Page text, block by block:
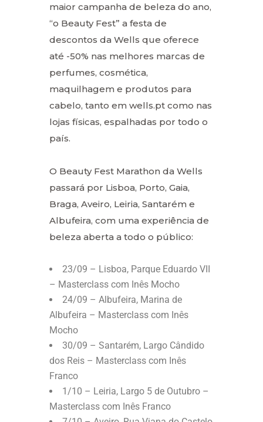
maior campanha de beleza do ano,
“o Beauty Fest” a festa de
descontos da Wells que oferece
até -50% nas melhores marcas de
perfumes, cosmética,
maquilhagem e produtos para
cabelo, tanto em wells.pt como nas
lojas físicas, espalhadas por todo o
país.
O Beauty Fest Marathon da Wells
passará por Lisboa, Porto, Gaia,
Braga, Aveiro, Leiria, Santarém e
Albufeira, com uma experiência de
beleza aberta a todo o público:
23/09 – Lisboa, Parque Eduardo VII
– Masterclass com Inês Mocho
24/09 – Albufeira, Marina de
Albufeira – Masterclass com Inês
Mocho
30/09 – Santarém, Largo Cândido
dos Reis – Masterclass com Inês
Franco
1/10 – Leiria, Largo 5 de Outubro –
Masterclass com Inês Franco